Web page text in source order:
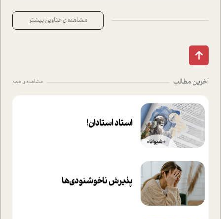
مشاهده ی عناوین بیشتر
آخرین مطالب مشاهده ی همه
استاد استادان!
پذیرش ناخوشنودی‌ها